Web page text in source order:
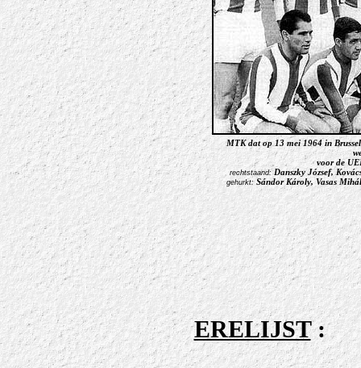
MTK dat op 13 mei 1964 in
voor de
rechtstaand: Danszky József,
gehurkt: Sándor Károly, Vasas
ERELIJST: